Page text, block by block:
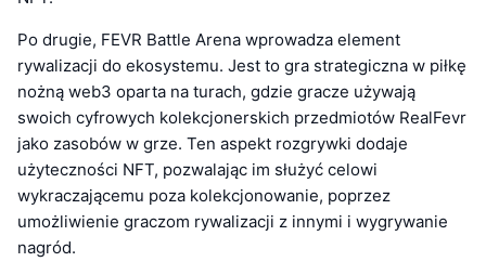
Po drugie, FEVR Battle Arena wprowadza element
rywalizacji do ekosystemu. Jest to gra strategiczna w piłkę
nożną web3 oparta na turach, gdzie gracze używają
swoich cyfrowych kolekcjonerskich przedmiotów RealFevr
jako zasobów w grze. Ten aspekt rozgrywki dodaje
użyteczności NFT, pozwalając im służyć celowi
wykraczającemu poza kolekcjonowanie, poprzez
umożliwienie graczom rywalizacji z innymi i wygrywanie
nagród.